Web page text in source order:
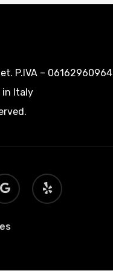
P.IVA – 06162960964
in Italy
yelp